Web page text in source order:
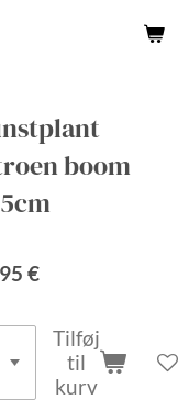
boom
€
Tilføj
til
kurv